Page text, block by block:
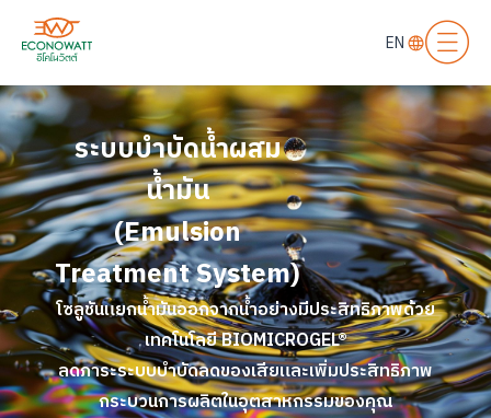
EN
ระบบบำบัดน้ำผสม
น้ำมัน
(Emulsion
Treatment System)
โซลูชันแยกน้ำมันออกจากน้ำอย่างมีประสิทธิภาพด้วย
เทคโนโลยีBIOMICROGEL®
ลดภาระระบบบำบัดลดของเสียและเพิ่มประสิทธิภาพ
กระบวนการผลิตในอุตสาหกรรมของคุณ